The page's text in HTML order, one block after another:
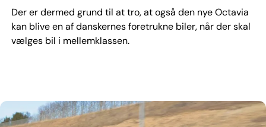
Der er dermed grund til at tro, at også den nye Octavia
kan blive en af danskernes foretrukne biler, når der skal
vælges bil i mellemklassen.